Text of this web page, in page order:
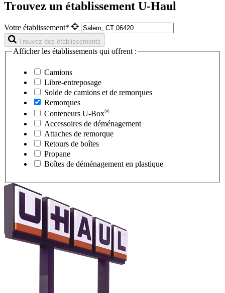
Trouvez un établissement U-Haul
Votre établissement*
Trouvez des établissements
Afficher les établissements qui offrent :
Camions
Libre-entreposage
Solde de camions et de remorques
Remorques
Conteneurs U-Box®
Accessoires de déménagement
Attaches de remorque
Retours de boîtes
Propane
Boîtes de déménagement en plastique